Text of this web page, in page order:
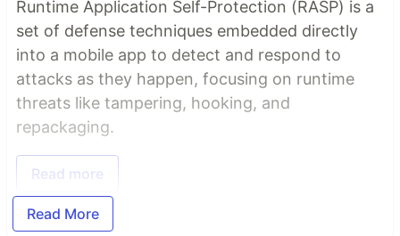
Runtime Application Self-Protection (RASP) is a
set of defense techniques embedded directly
into a mobile app to detect and respond to
attacks as they happen, focusing on runtime
threats like tampering, hooking, and
repackaging.
Read more
Read More